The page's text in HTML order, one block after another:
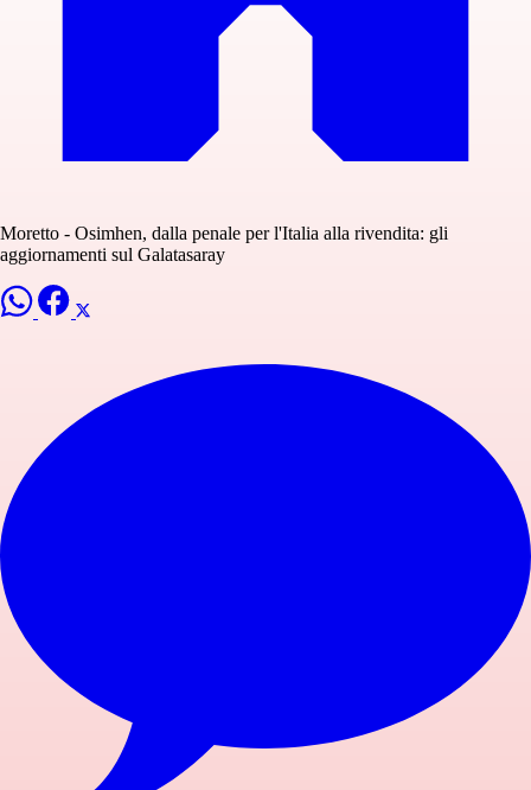
Moretto - Osimhen, dalla penale per l'Italia alla rivendita: gli
aggiornamenti sul Galatasaray